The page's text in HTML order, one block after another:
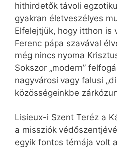
hithirdetők távoli
gyakran életveszélyes
Elfelejtjük, hogy itthon is
Ferenc pápa szavával
még nincs nyoma
Sokszor „modern”
nagyvárosi vagy falusi
közösségeinkbe
Lisieux-i Szent Teréz a
a missziók
egyik fontos témája volt